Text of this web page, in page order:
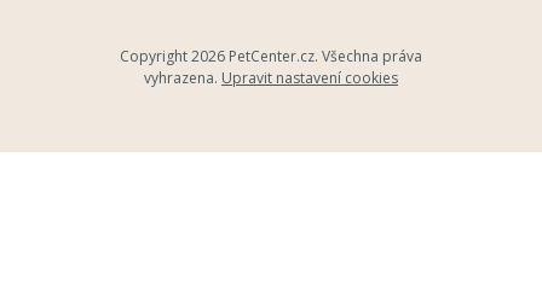
Copyright 2026 PetCenter.cz. Všechna práva
vyhrazena. Upravit nastavení cookies